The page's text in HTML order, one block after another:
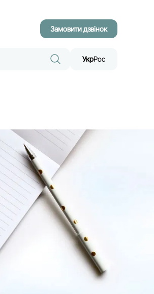
Замовити дзвінок
УкрРос